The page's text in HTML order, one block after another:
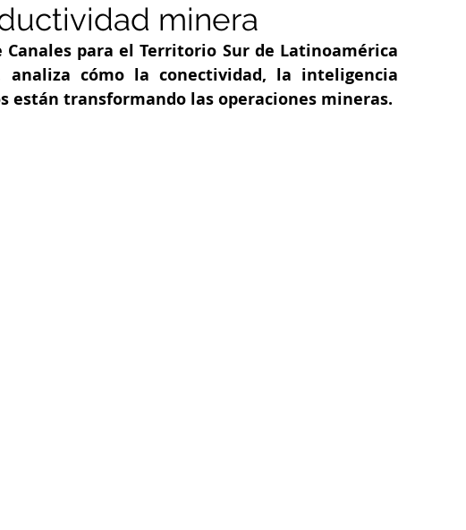
minera
para el Territorio Sur de Latinoamérica
cómo la conectividad, la inteligencia
transformando las operaciones mineras.